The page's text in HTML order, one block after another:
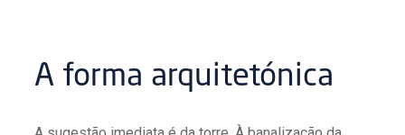
A forma arquitetónica